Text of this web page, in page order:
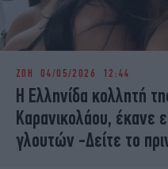
ΖΩΗ 04/05/2026 12:44
Η Ελληνίδα κολλητή
Καρανικολάου, έκανε
γλουτών -Δείτε το